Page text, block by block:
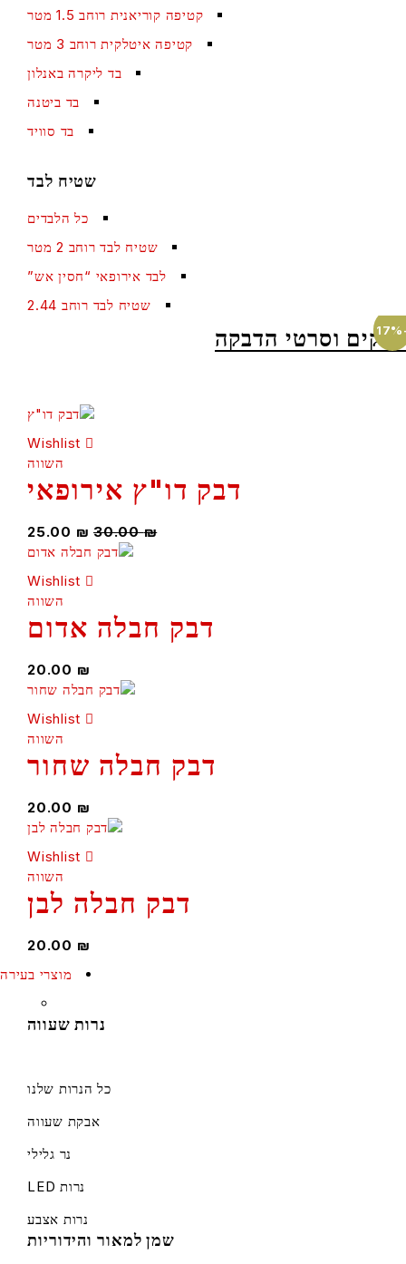
קטיפה קוריאנית רוחב 1.5 מטר
קטיפה איטלקית רוחב 3 מטר
בד ליקרה באנלון
בד ביטנה
בד סוויד
שטיח לבד
כל הלבדים
שטיח לבד רוחב 2 מטר
לבד אירופאי “חסין אש”
שטיח לבד רוחב 2.44
וסרטי הדבקה
Wishlist
השווה
דבק דו"ץ אירופאי
30.00
25.00₪
Wishlist
השווה
דבק חבלה אדום
20.00
Wishlist
השווה
דבק חבלה שחור
20.00
Wishlist
השווה
דבק חבלה לבן
20.00
מוצרי בעירה
נרות שעווה
כל הנרות שלנו
אבקת שעווה
נר גלילי
נרות אצבע
שמן למאור והידוריות